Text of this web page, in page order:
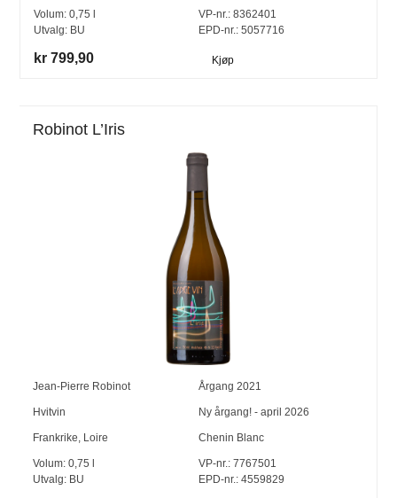
Volum:0,75 l
Utvalg: BU
VP-nr.: 8362401
EPD-nr.: 5057716
kr 799,90 Kjøp
Robinot L’Iris
Jean-Pierre Robinot Årgang 2021
Hvitvin Ny årgang! - april 2026
Frankrike Loire Chenin Blanc
Volum:0,75 l
Utvalg: BU
VP-nr.:7767501
EPD-nr.: 4559829